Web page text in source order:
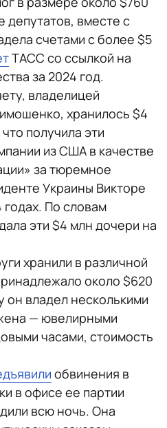
депутатов, вместе с
счетами с более $5
ТАСС со ссылкой на
за 2024 год.
владелицей
хранилось $4
получила эти
из США в качестве
за тюремное
Украины Викторе
годах. По словам
эти $4 млн дочери на
хранили в различной
около $620
он владел несколькими
— ювелирными
часами, стоимость
обвинения в
в офисе ее партии
всю ночь. Она